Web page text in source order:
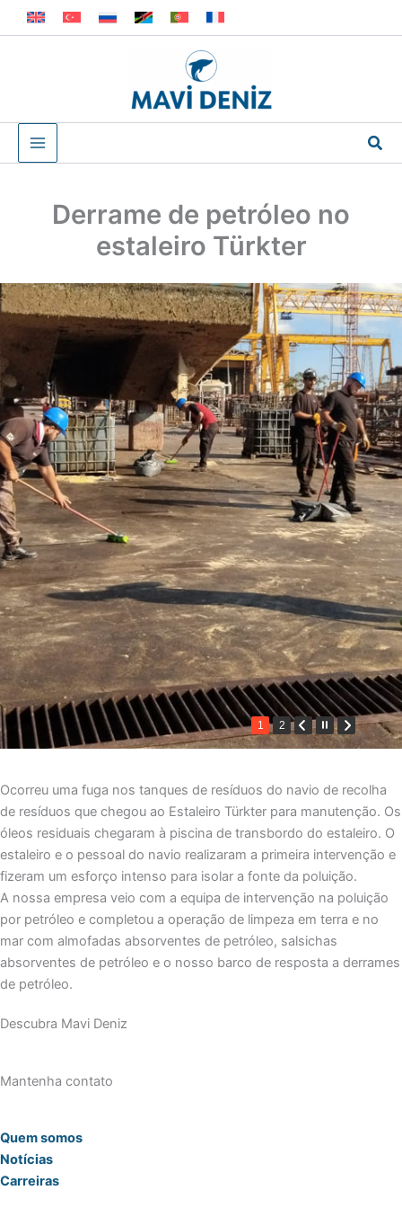
to
Derrame de petróleo no
estaleiro Türkter
1 2
Ocorreu uma fuga nos tanques de resíduos do navio de recolha
de resíduos que chegou ao Estaleiro Türkter para manutenção. Os
óleos residuais chegaram à piscina de transbordo do estaleiro. O
estaleiro e o pessoal do navio realizaram a primeira intervenção e
fizeram um esforço intenso para isolar a fonte da poluição.
A nossa empresa veio com a equipa de intervenção na poluição
por petróleo e completou a operação de limpeza em terra e no
mar com almofadas absorventes de petróleo, salsichas
absorventes de petróleo e o nosso barco de resposta a derrames
de petróleo.
Descubra Mavi Deniz
Mantenha contato
Quem somos
Notícias
Carreiras